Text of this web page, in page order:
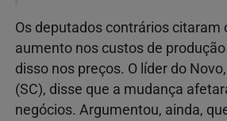
Os deputados contrários citaram
aumento nos custos de
disso nos preços. O líder do
(SC), disse que a mudança
negócios. Argumentou, ainda,